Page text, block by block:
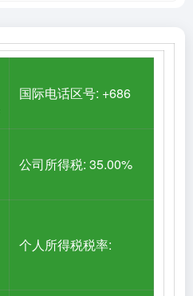
国际电话区号: +686
公司所得税: 35.00%
个人所得税税率: